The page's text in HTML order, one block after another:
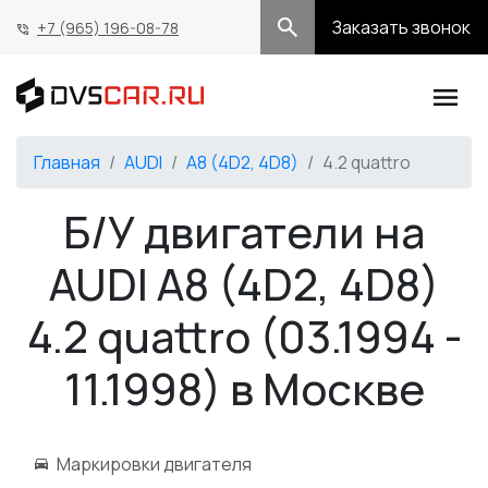
+7 (965) 196-08-78 Заказать звонок
Главная AUDI A8 (4D2, 4D8) 4.2 quattro
Б/У двигатели на
AUDI A8 (4D2, 4D8)
4.2 quattro (03.1994 -
11.1998) в Москве
Маркировки двигателя